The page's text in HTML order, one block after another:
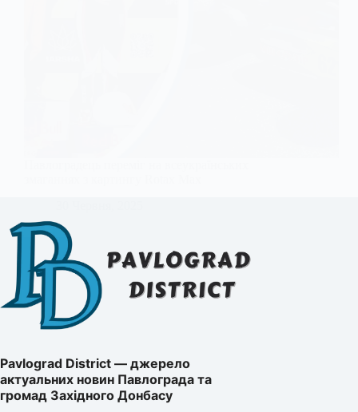
Pavlograd District — джерело
актуальних новин Павлограда та
громад Західного Донбасу